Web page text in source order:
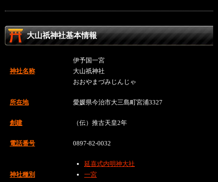
大山祇神社基本情報
神社名称
伊予国一宮
大山祇神社
おおやまづみじんじゃ
所在地 愛媛県今治市大三島町宮浦3327
創建 （伝）推古天皇2年
電話番号 0897-82-0032
神社種別
延喜式内明神大社
一宮